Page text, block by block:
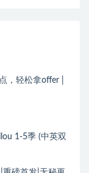
，轻松拿offer |
1-5季 (中英双